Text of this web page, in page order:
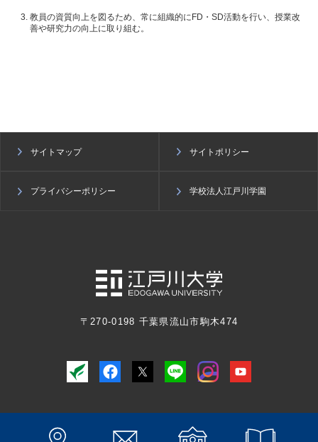
教員の資質向上を図るため、常に組織的にFD・SD活動を行い、授業改
善や研究力の向上に取り組む。
サイトマップ サイトポリシー
プライバシーポリシー 学校法人江戸川学園
〒270-0198 千葉県流山市駒木474